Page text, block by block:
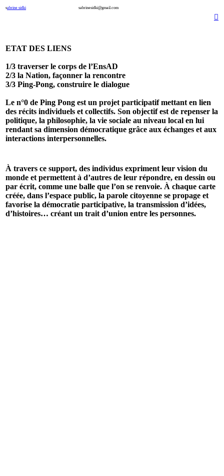
sabrine sidki sabrinesidki@gmail.com
︎
ETAT DES LIENS
1/3 traverser le corps de l’EnsAD
2/3 la Nation, façonner la rencontre
3/3 Ping-Pong, construire le dialogue
Le n°0 dePing Pong est un projet participatif mettant en lien
des récits individuels et collectifs. Son objectif est de repenser la
politique, la philosophie, la vie sociale au niveau local en lui
rendant sa dimension démocratique grâce aux échanges et aux
interactions interpersonnelles.
À travers ce support, des individus expriment leur vision du
monde et permettent à d’autres de leur répondre, en dessin ou
par écrit, comme une balle que l’on se renvoie. À chaque carte
créée, dans l’espace public, la parole citoyenne se propage et
favorise la démocratie participative, la transmission d’idées,
d’histoires… créant un trait d’union entre les personnes.